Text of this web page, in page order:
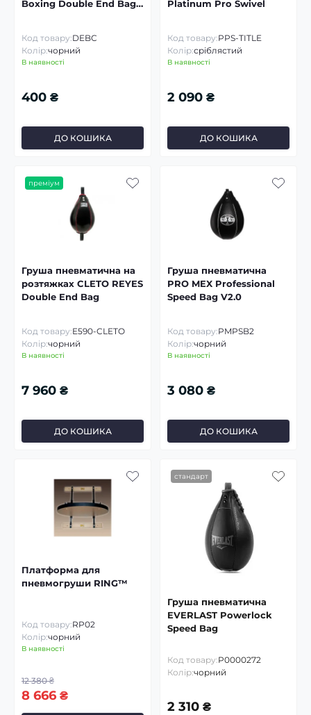
Boxing Double End Bag
Код товару:DEBC
Колір:чорний
В наявності
400 ₴
ДО КОШИКА
Platinum Pro Swivel
Код товару:PPS-TITLE
Колір:сріблястий
В наявності
2 090 ₴
ДО КОШИКА
преміум
Груша пневматична на
розтяжках CLETO REYES
Double End Bag
Код товару:E590-CLETO
Колір:чорний
В наявності
7 960 ₴
ДО КОШИКА
Груша пневматична
PRO MEX Professional
Speed Bag V2.0
Код товару:PMPSB2
Колір:чорний
В наявності
3 080 ₴
ДО КОШИКА
Платформа для
пневмогруши RING™
Код товару:RP02
Колір:чорний
В наявності
12 380 ₴
8 666 ₴
стандарт
Груша пневматична
EVERLAST Powerlock
Speed Bag
Код товару:P0000272
Колір:чорний
2 310 ₴